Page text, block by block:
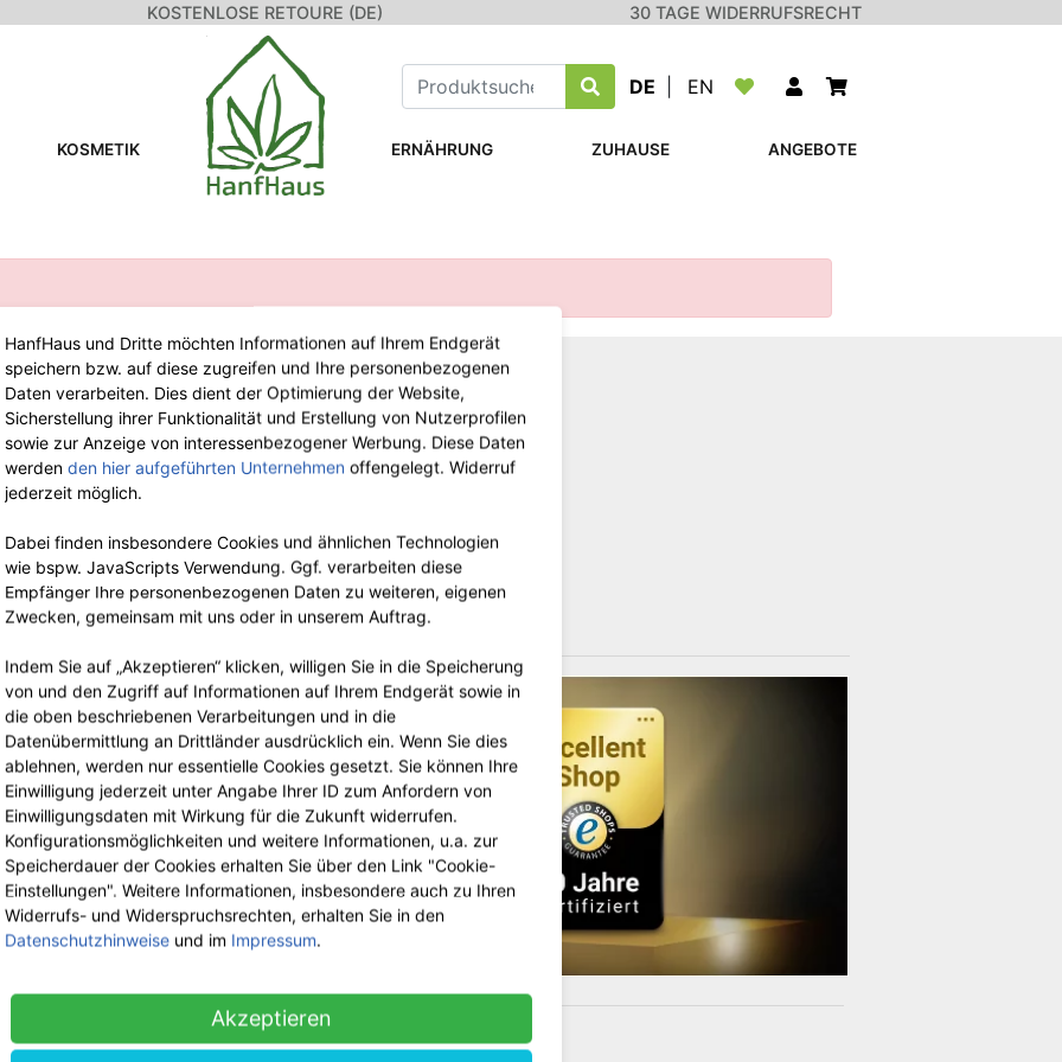
KOSTENLOSE RETOURE (DE) 30 TAGE WIDERRUFSRECHT
DE EN
KOSMETIK ERNÄHRUNG ZUHAUSE ANGEBOTE
WIR SIND FÜR DICH DA!
Tel.: 0211 699 90 56-10von 9-13 Uhr
Fax: 0211 699 90 56-18
Lagerverkauf
Nach telefonischer Terminvereinbarung
HanfHaus und Dritte möchten Informationen auf Ihrem Endgerät
speichern bzw. auf diese zugreifen und Ihre personenbezogenen
Daten verarbeiten. Dies dient der Optimierung der Website,
Sicherstellung ihrer Funktionalität und Erstellung von Nutzerprofilen
sowie zur Anzeige von interessenbezogener Werbung. Diese Daten
werden den hier aufgeführten Unternehmen offengelegt. Widerruf
jederzeit möglich.
Dabei finden insbesondere Cookies und ähnlichen Technologien
wie bspw. JavaScripts Verwendung. Ggf. verarbeiten diese
Empfänger Ihre personenbezogenen Daten zu weiteren, eigenen
Zwecken, gemeinsam mit uns oder in unserem Auftrag.
Indem Sie auf „Akzeptieren“ klicken, willigen Sie in die Speicherung
von und den Zugriff auf Informationen auf Ihrem Endgerät sowie in
die oben beschriebenen Verarbeitungen und in die
Datenübermittlung an Drittländer ausdrücklich ein. Wenn Sie dies
ablehnen, werden nur essentielle Cookies gesetzt. Sie können Ihre
Einwilligung jederzeit unter Angabe Ihrer ID zum Anfordern von
Einwilligungsdaten mit Wirkung für die Zukunft widerrufen.
Konfigurationsmöglichkeiten und weitere Informationen, u.a. zur
Speicherdauer der Cookies erhalten Sie über den Link "Cookie-
Einstellungen". Weitere Informationen, insbesondere auch zu Ihren
Widerrufs- und Widerspruchsrechten, erhalten Sie in den
Datenschutzhinweise und im Impressum.
Akzeptieren